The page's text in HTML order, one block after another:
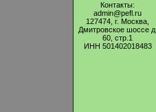
Контакты:
admin@pefl.ru
127474, г. Москва,
Дмитровское шоссе д.
60, стр.1
ИНН 501402018483